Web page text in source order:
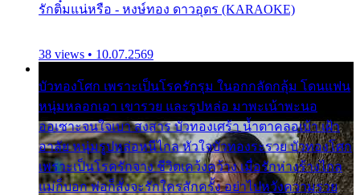
รักติ๋มแน่หรือ - หงษ์ทอง ดาวอุดร (KARAOKE)
38 views • 10.07.2569
บัวทองโศก เพราะเป็นโรครักรุม ในอกกลัดกลุ้ม โดนแฟน
หนุ่มหลอกเอา เขารวย และรูปหล่อ มาพะเน้าพะนอ
ออเซาะจนใจเบา สงสาร บัวทองเศร้า น้ำตาคลอเบ้า เฝ้า
อาลัย หนุ่มรูปหล่อหนีไกล หัวใจบัวทองระรวย บัวทองโศก
เพราะเป็นโรครักจาง ชีวิตเคว้งคว้าง เมื่อรักห่างร้างไกล
แม่ก็บอก พ่อก็สั่งจะรักใครสักครั้ง อย่าไปหวังความรวย